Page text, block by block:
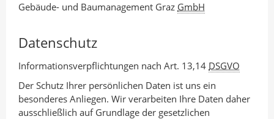
Gebäude- und Baumanagement Graz GmbH
Datenschutz
Informationsverpflichtungen nach Art. 13,14 DSGVO
Der Schutz Ihrer persönlichen Daten ist uns ein
besonderes Anliegen. Wir verarbeiten Ihre Daten daher
ausschließlich auf Grundlage der gesetzlichen